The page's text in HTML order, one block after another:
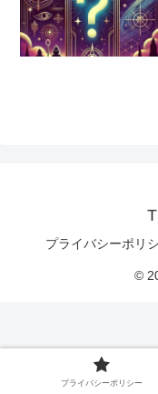
プライバシーポリ
©
プライバシーポリシー